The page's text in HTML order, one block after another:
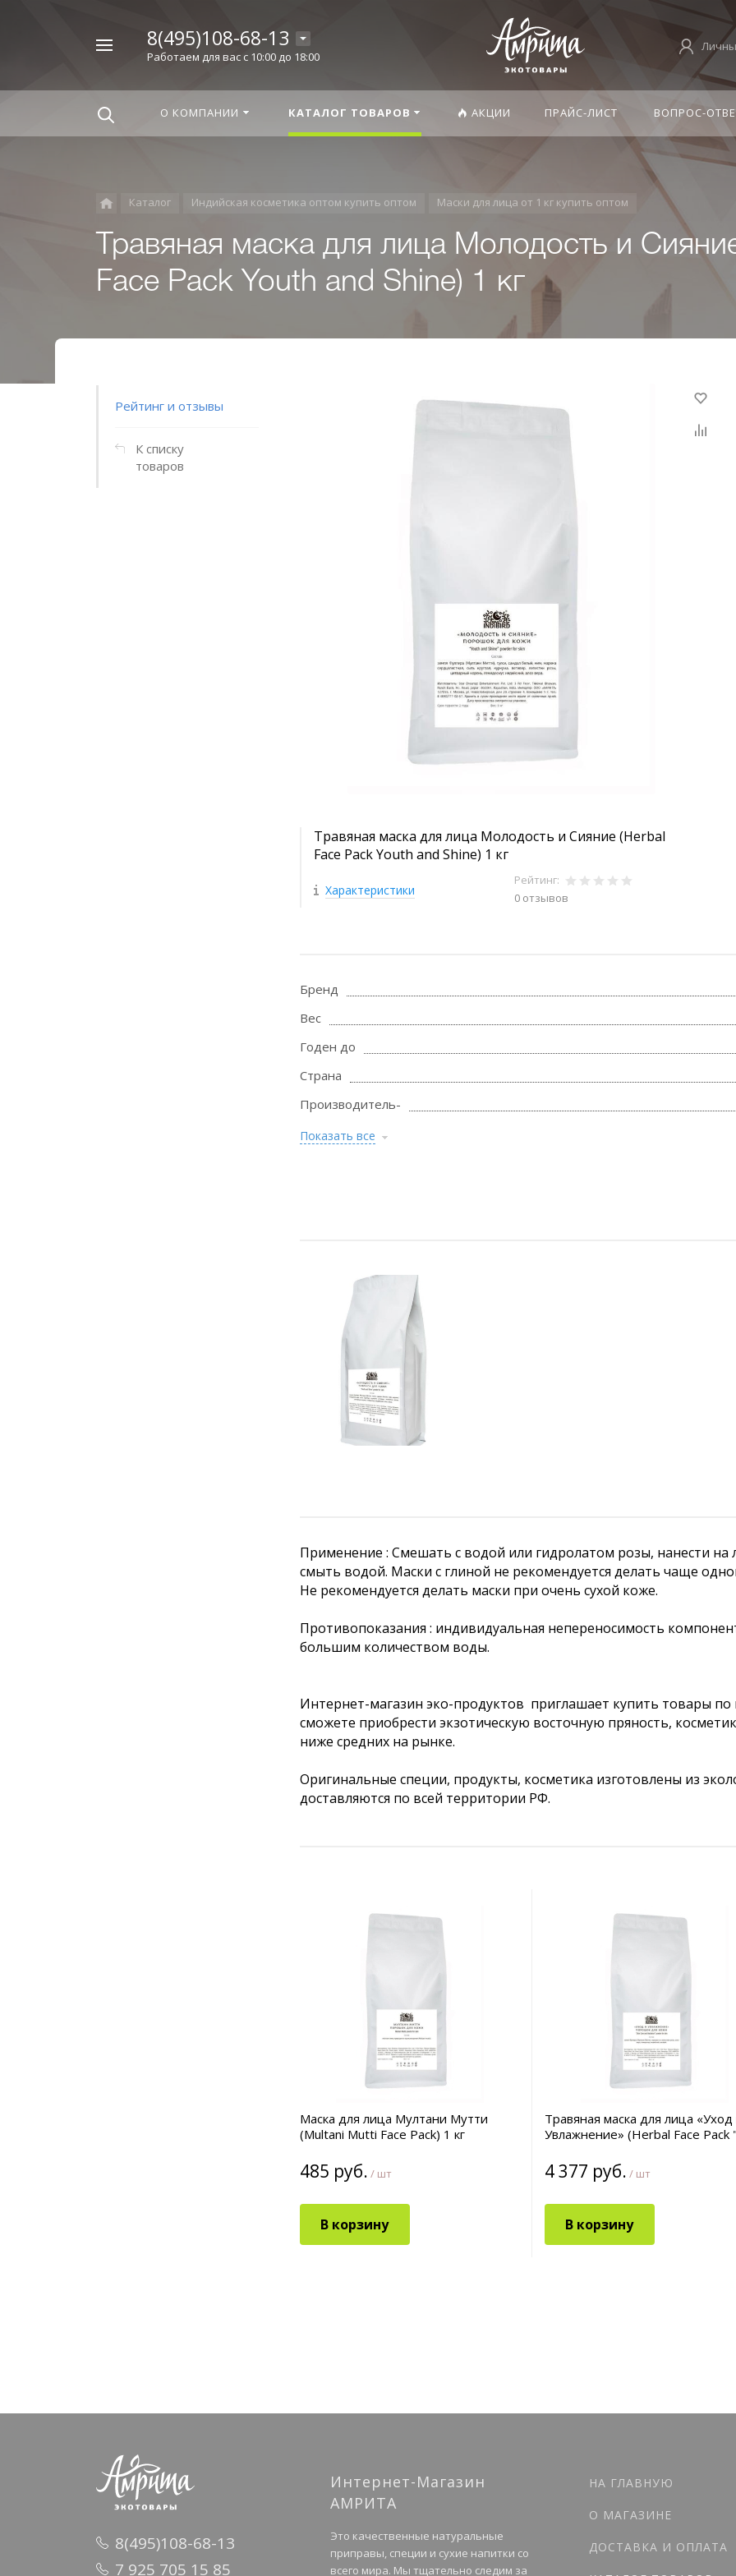
8(495)108-68-13
Работаем для вас с 10:00 до 18:00
О КОМПАНИИ КАТАЛОГ ТОВАРОВ АКЦИИ ПРАЙС-ЛИСТ ВОПРОС-
Каталог Индийская косметика оптом купить оптом Маски для лица от 1 кг купить оптом
Травяная маска для лица Молодость и
Face Pack Youth and Shine) 1 кг
Рейтинг и отзывы
К списку
товаров
Травяная маска для лица Молодость и Сияние (Herbal
Face Pack Youth and Shine) 1 кг
Характеристики
Рейтинг:
0 отзывов
Бренд
Вес
Годен до
Страна
Производитель-
Показать все
Применение : Смешать с водой или гидролатом розы, нанести на
смыть водой. Маски с глиной не рекомендуется делать чаще
Не рекомендуется делать маски при очень сухой коже.
Противопоказания : индивидуальная непереносимость
большим количеством воды.
Интернет-магазин эко-продуктов приглашает купить товары
сможете приобрести экзотическую восточную пряность,
ниже средних на рынке.
Оригинальные специи, продукты, косметика изготовлены из
доставляются по всей территории РФ.
Маска для лица Мултани Мутти
(Multani Mutti Face Pack) 1 кг
485 руб. / шт
В корзину
Травяная маска для лица «Уход
Увлажнение» (Herbal Face Pack
4 377 руб. / шт
В корзину
8(495)108-68-13
7 925 705 15 85
Интернет-Магазин
АМРИТА
Это качественные натуральные
приправы, специи и сухие напитки со
всего мира. Мы тщательно следим за
НА ГЛАВНУЮ
О МАГАЗИНЕ
ДОСТАВКА И ОПЛАТА